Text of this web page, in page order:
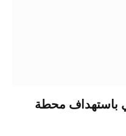
باستهداف محطة